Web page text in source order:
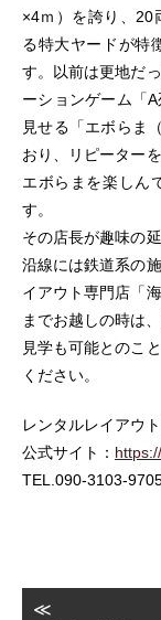
×4ｍ）を誇り、20
る特大ヤードが特
す。以前は更地だ
ーションゲーム「
見せる「エボらま
おり、リピーター
エボらまを楽しん
す。
その店長が趣味の
沿線には鉄道系の
イアウト専門店「
までお越しの時は
見学も可能とのこ
ください。
レンタルレイアウ
公式サイト：
TEL.090-3103-
≪